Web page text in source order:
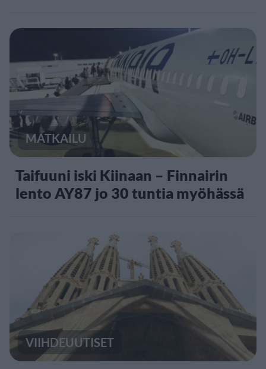
MATKAILU
Taifuuni iski Kiinaan – Finnairin
lento AY87 jo 30 tuntia myöhässä
VIIHDEUUTISET